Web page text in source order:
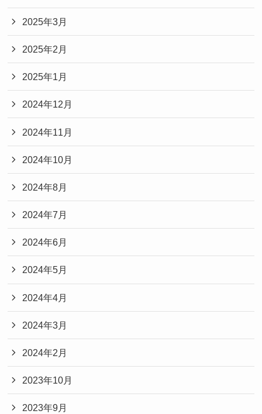
2025年3月
2025年2月
2025年1月
2024年12月
2024年11月
2024年10月
2024年8月
2024年7月
2024年6月
2024年5月
2024年4月
2024年3月
2024年2月
2023年10月
2023年9月